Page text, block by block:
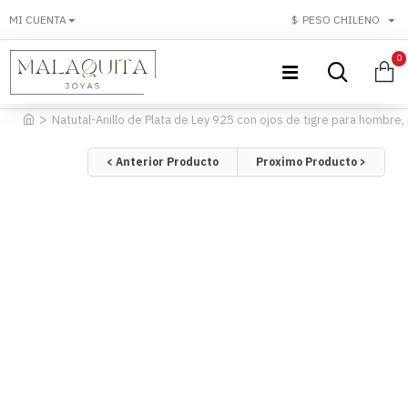
MI CUENTA $ PESO CHILENO
0
Natutal-Anillo de Plata de Ley 925 con ojos de tigre para
< Anterior Producto Proximo Producto >